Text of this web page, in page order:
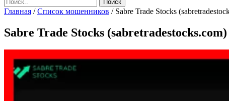
Главная /Список мошенников / Sabre Trade Stocks
Sabre Trade Stocks